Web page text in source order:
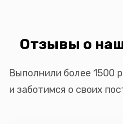
Отзывы о
Выполнили более 1500
и заботимся о своих